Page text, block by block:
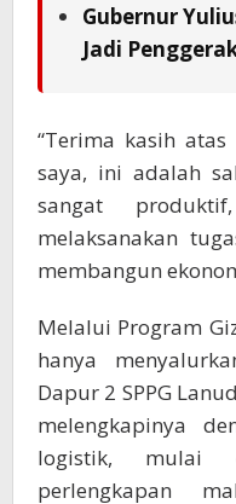
Gubernur
Jadi
“Terima kasih
saya, ini adalah
sangat
melaksanakan
membangun
Melalui Program
hanya
Dapur 2 SPPG
melengkapinya
logistik, mulai
perlengkapan